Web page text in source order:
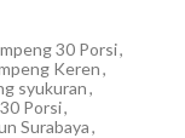
30 Porsi,
Keren,
syukuran,
Porsi,
Surabaya,